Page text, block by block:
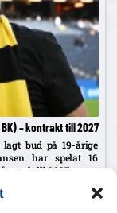
– kontrakt till 2027
bud på 19-årige
har spelat 16
avtal till 2027.